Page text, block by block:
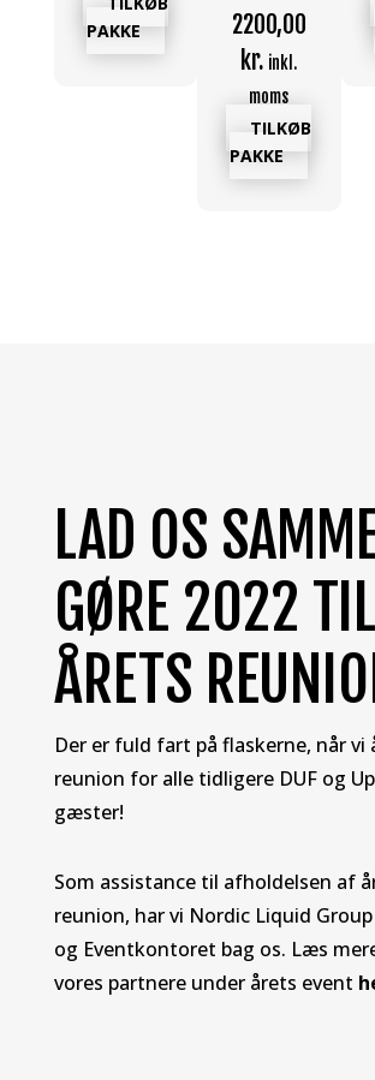
PAKKE
2200,00
kr. inkl.
moms
TILKØB
PAKKE
LAD OS
GØRE 2022 TIL
ÅRETS
Der er fuld fart på flaskerne, når vi
reunion for alle tidligere DUF og
gæster!
Som assistance til afholdelsen af
reunion, har vi Nordic Liquid
og Eventkontoret bag os. Læs
vores partnere under årets event